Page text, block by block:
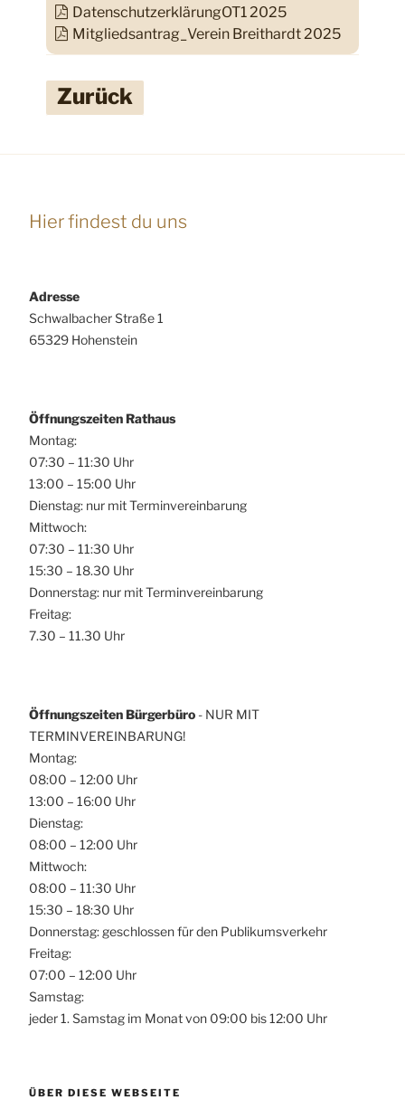
DatenschutzerklärungOT1 2025
Mitgliedsantrag_Verein Breithardt 2025
Zurück
Hier findest du uns
Adresse
Schwalbacher Straße 1
65329 Hohenstein
Öffnungszeiten Rathaus
Montag:
07:30 – 11:30 Uhr
13:00 – 15:00 Uhr
Dienstag: nur mit Terminvereinbarung
Mittwoch:
07:30 – 11:30 Uhr
15:30 – 18.30 Uhr
Donnerstag: nur mit Terminvereinbarung
Freitag:
7.30 – 11.30 Uhr
Öffnungszeiten Bürgerbüro - NUR MIT
TERMINVEREINBARUNG!
Montag:
08:00 – 12:00 Uhr
13:00 – 16:00 Uhr
Dienstag:
08:00 – 12:00 Uhr
Mittwoch:
08:00 – 11:30 Uhr
15:30 – 18:30 Uhr
Donnerstag: geschlossen für den Publikumsverkehr
Freitag:
07:00 – 12:00 Uhr
Samstag:
jeder 1. Samstag im Monat von 09:00 bis 12:00 Uhr
ÜBER DIESE WEBSEITE